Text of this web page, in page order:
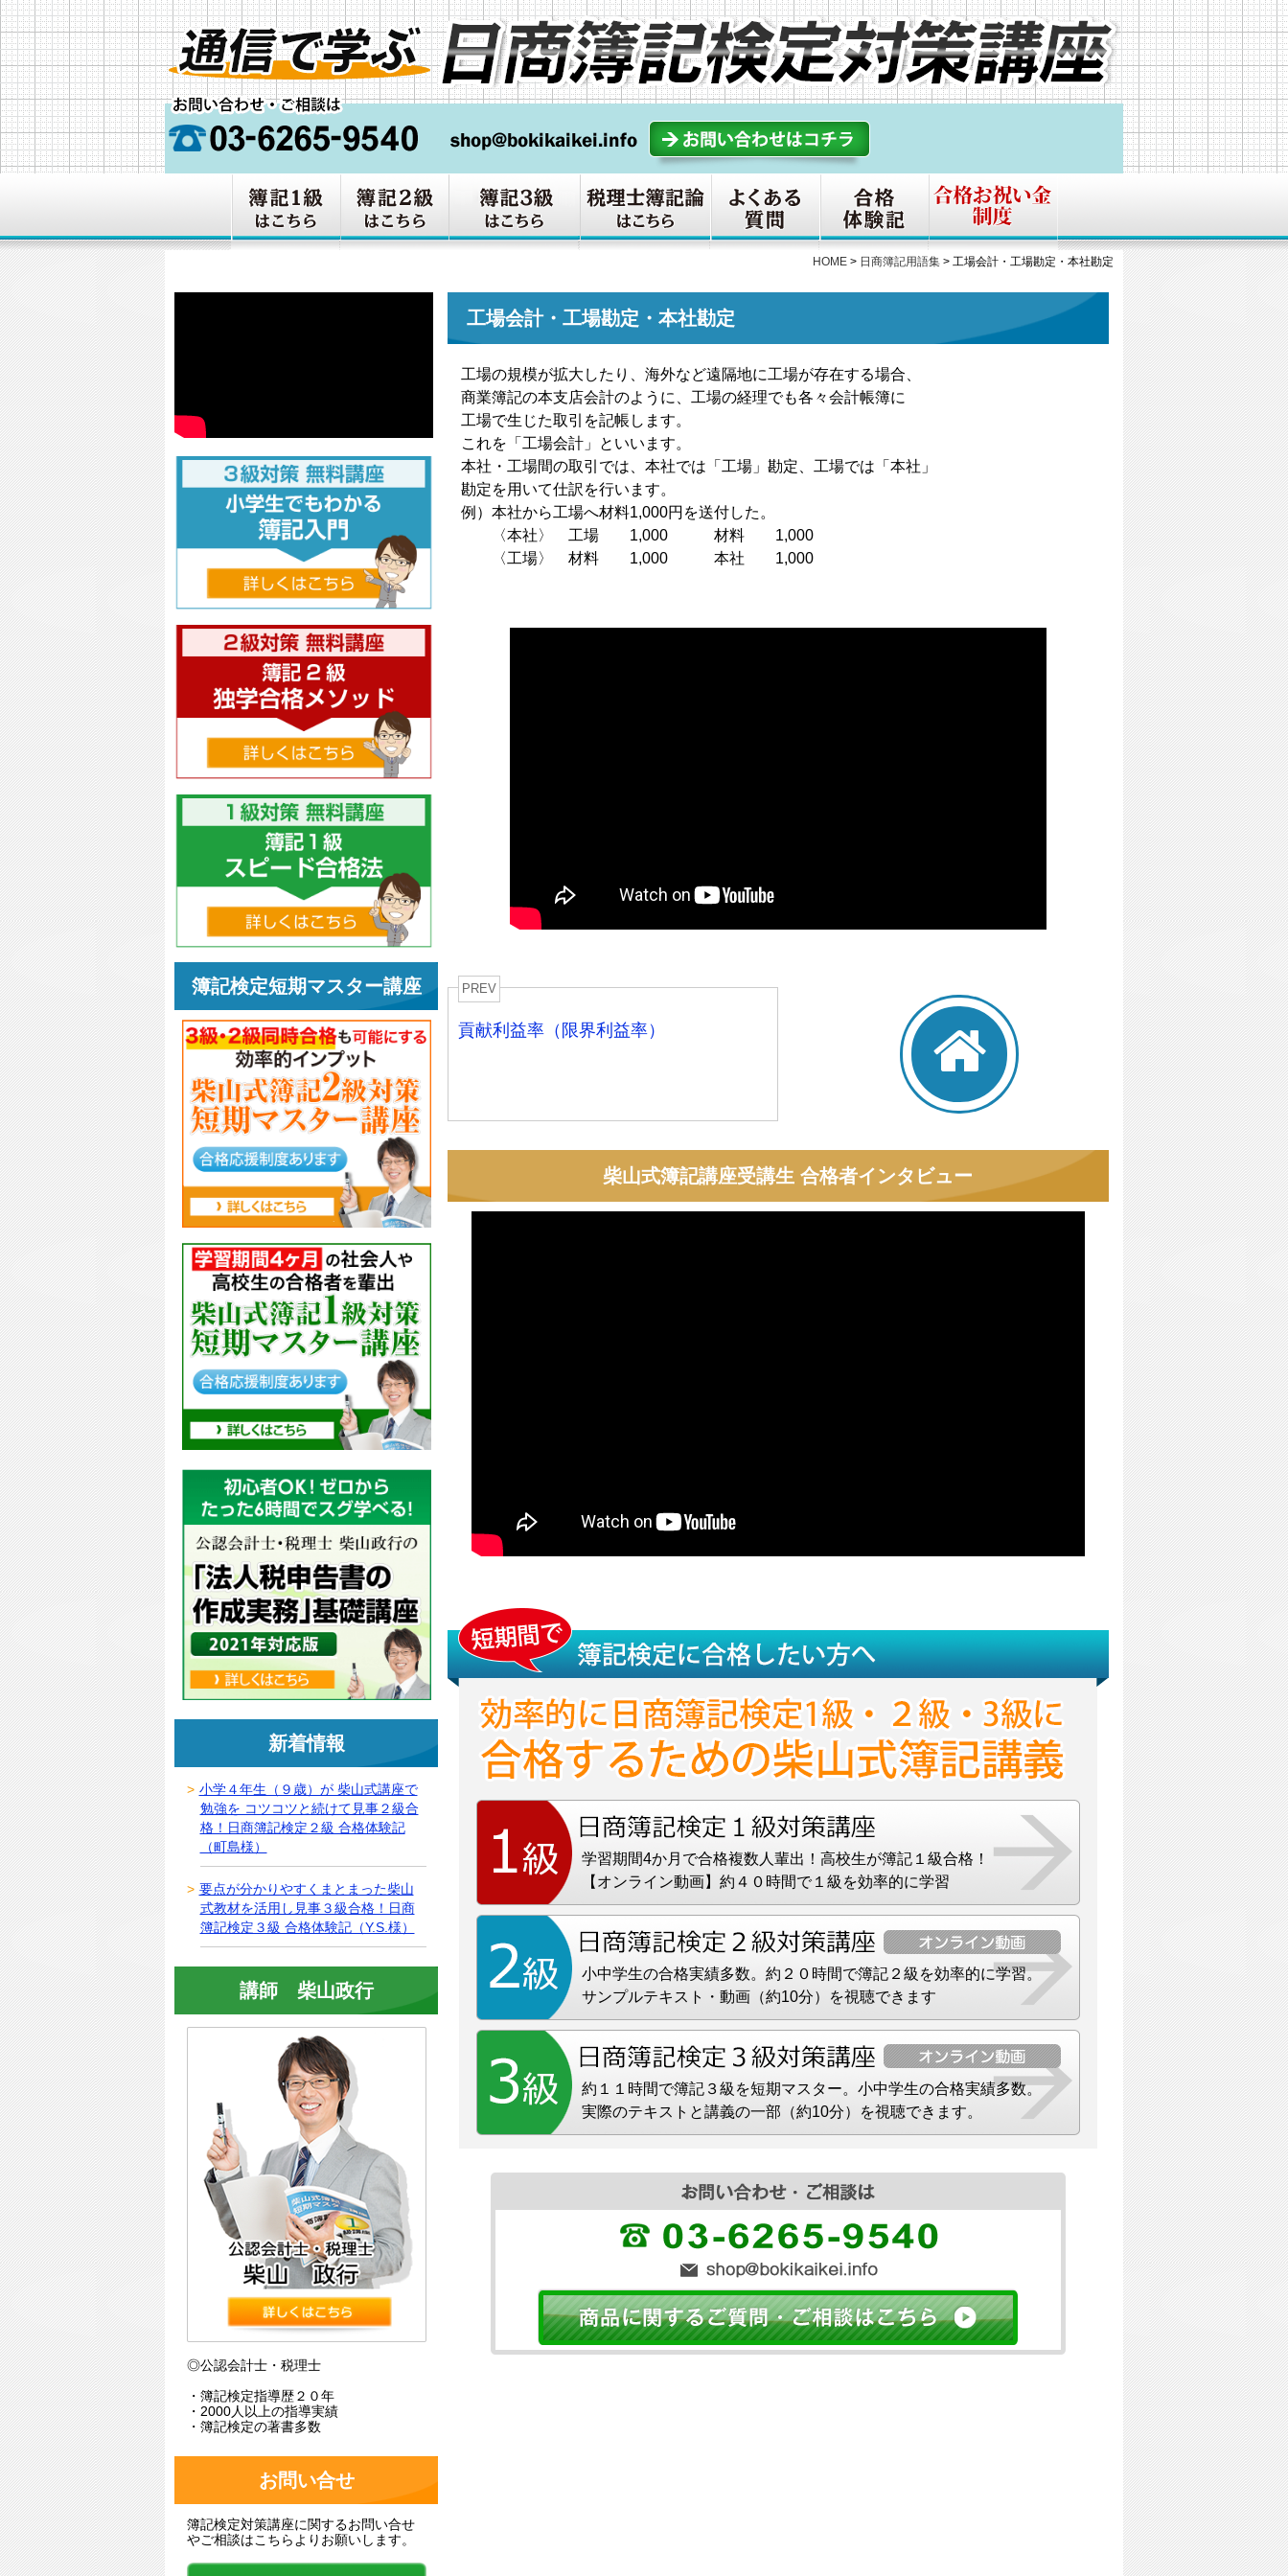
HOME > 日商簿記用語集 > 工場会計・工場勘定・本社勘定
工場会計・工場勘定・本社勘定
工場の規模が拡大したり、海外など遠隔地に工場が存在する場合、
商業簿記の本支店会計のように、工場の経理でも各々会計帳簿に
工場で生じた取引を記帳します。
これを「工場会計」といいます。
本社・工場間の取引では、本社では「工場」勘定、工場では「本社」
勘定を用いて仕訳を行います。
例）本社から工場へ材料1,000円を送付した。
〈本社〉 工場 1,000 材料 1,000
〈工場〉 材料 1,000 本社 1,000
PREV
貢献利益率（限界利益率）
柴山式簿記講座受講生 合格者インタビュー
学習期間4か月で合格複数人輩出！高校生が簿記１級合格！
【オンライン動画】約４０時間で１級を効率的に学習
小中学生の合格実績多数。約２０時間で簿記２級を効率的に学習。
サンプルテキスト・動画（約10分）を視聴できます
約１１時間で簿記３級を短期マスター。小中学生の合格実績多数。
実際のテキストと講義の一部（約10分）を視聴できます。
簿記検定短期マスター講座
新着情報
小学４年生（９歳）が 柴山式講座で
勉強を コツコツと続けて見事２級合
格！日商簿記検定２級 合格体験記
（町島様）
要点が分かりやすくまとまった柴山
式教材を活用し見事３級合格！日商
簿記検定３級 合格体験記（Y.S.様）
講師 柴山政行
◎公認会計士・税理士
・簿記検定指導歴２０年
・2000人以上の指導実績
・簿記検定の著書多数
お問い合せ
簿記検定対策講座に関するお問い合せ
やご相談はこちらよりお願いします。